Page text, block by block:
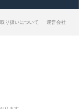
り扱いについて 運営会社